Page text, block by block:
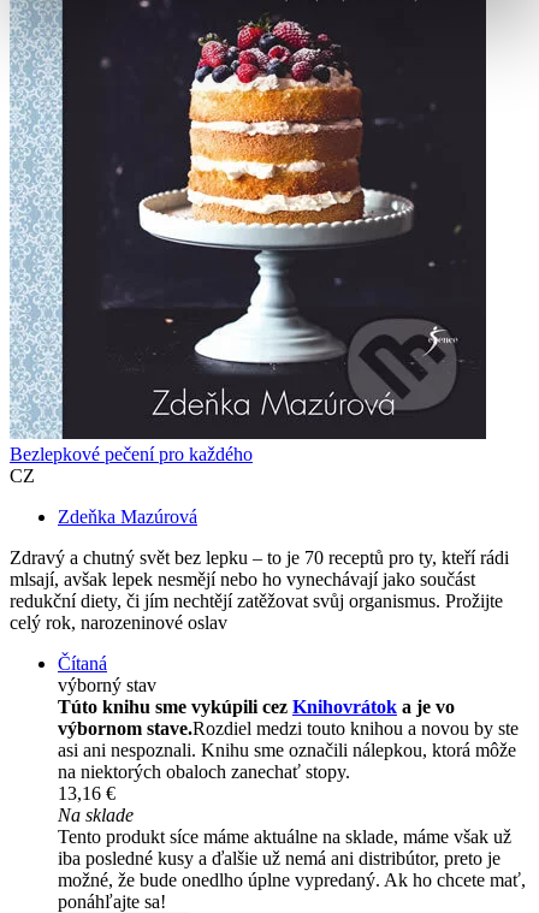
Bezlepkové pečení pro každého
CZ
Zdeňka Mazúrová
Zdravý a chutný svět bez lepku – to je 70 receptů pro ty, kteří rádi
mlsají, avšak lepek nesmějí nebo ho vynechávají jako součást
redukční diety, či jím nechtějí zatěžovat svůj organismus. Prožijte
celý rok, narozeninové oslav
Čítaná
výborný stav
Túto knihu sme vykúpili cez Knihovrátok a je vo
výbornom stave.Rozdiel medzi touto knihou a novou by ste
asi ani nespoznali. Knihu sme označili nálepkou, ktorá môže
na niektorých obaloch zanechať stopy.
13,16 €
Na sklade
Tento produkt síce máme aktuálne na sklade, máme však už
iba posledné kusy a ďalšie už nemá ani distribútor, preto je
možné, že bude onedlho úplne vypredaný. Ak ho chcete mať,
ponáhľajte sa!